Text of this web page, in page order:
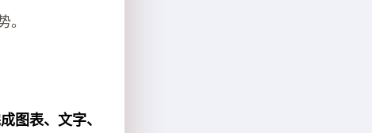
。
图表、文字、